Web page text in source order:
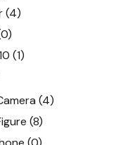
(4)
(1)
(4)
(8)